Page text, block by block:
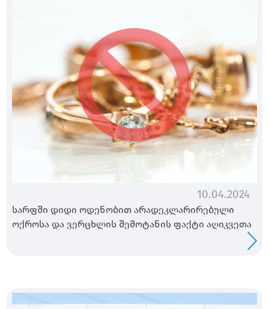
10.04.2024
სარფში დიდი ოდენობით არადეკლარირებული
ოქროსა და ვერცხლის შემოტანის ფაქტი აღიკვეთა